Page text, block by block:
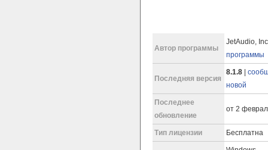
Автор программы
JetAudio,
программы
Последняя версия
8.1.8
новой
Последнее
обновление
от 2
Тип лицензии Бесплатна